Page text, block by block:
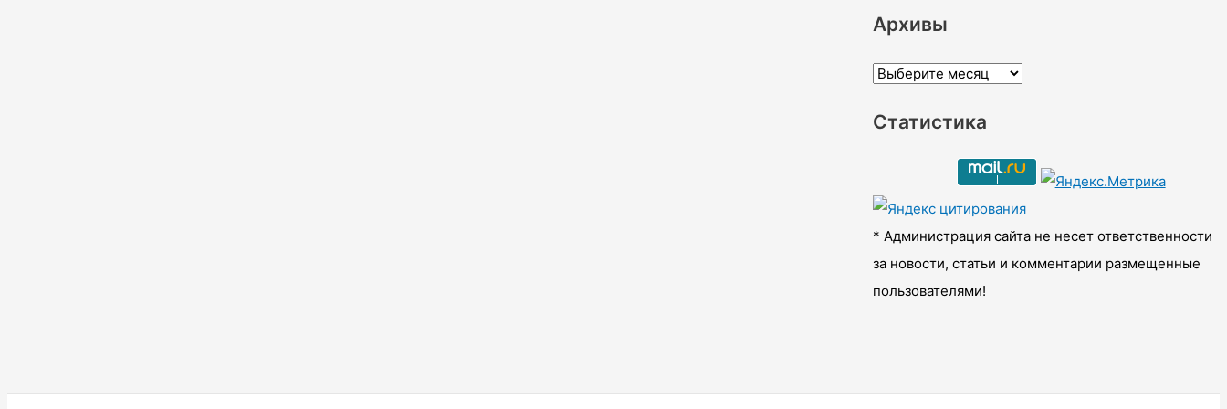
Архивы
А
х
ы
Статистика
* Администрация сайта не несет ответственности
за новости, статьи и комментарии размещенные
пользователями!